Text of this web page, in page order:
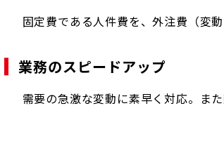
固定費である人件費を、外注費（変
業務のスピードアップ
需要の急激な変動に素早く対応。ま